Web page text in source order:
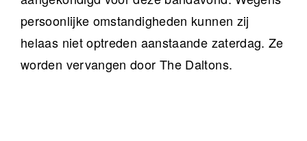
persoonlijke omstandigheden kunnen zij
helaas niet optreden aanstaande zaterdag. Ze
worden vervangen door The Daltons.